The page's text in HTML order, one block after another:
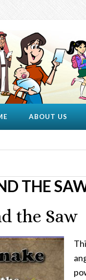
ABOUT US
THE
the Saw